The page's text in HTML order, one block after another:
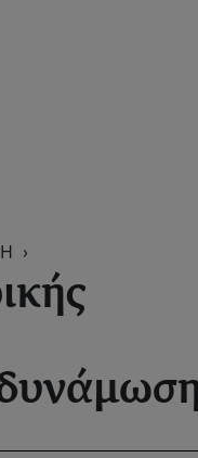
›